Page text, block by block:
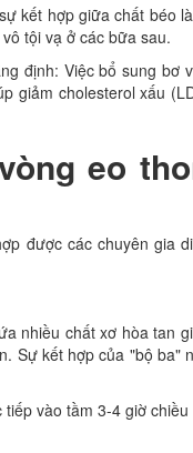
kết hợp giữa chất béo
tội vạ ở các bữa sau.
định: Việc bổ sung bơ
giảm cholesterol xấu
eo
được các chuyên gia
nhiều chất xơ hòa tan
Sự kết hợp của "bộ ba"
vào tầm 3-4 giờ chiều